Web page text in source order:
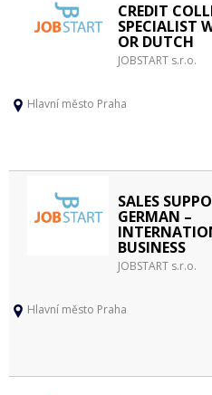
CREDIT
SPECIALIST
OR DUTCH
JOBSTART s.r.o.
Hlavní město Praha
SALES
GERMAN –
BUSINESS
JOBSTART s.r.o.
Hlavní město Praha